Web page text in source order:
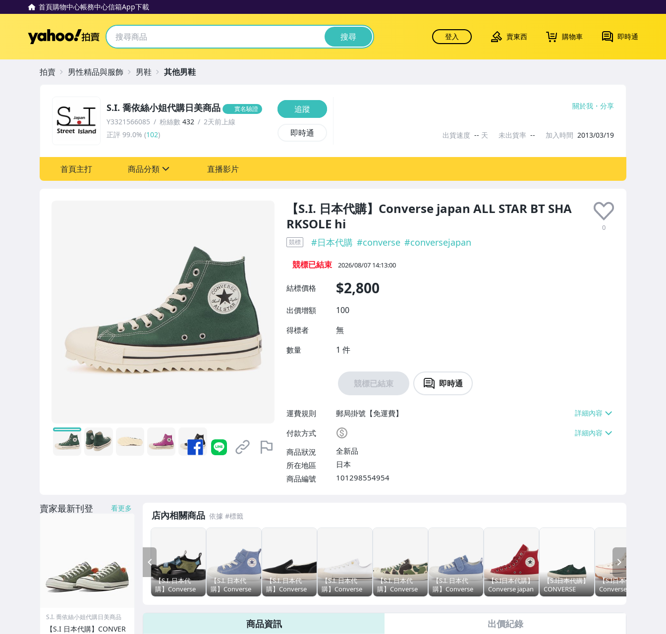
首頁購物中心帳務中心信箱App下載
Yahoo拍賣 搜尋 登入 賣東西 購物車 即時通
【S.I. 日本代購】Converse japan ALL STAR BT SHA
RKSOLE hi
0
競標 #日本代購 #converse #conversejapan
競標已結束 2026/08/07 14:13:00
結標價格 $2,800
出價增額 100
得標者 無
數量 1 件
競標已結束 即時通
運費規則
郵局掛號【免運費】
付款方式
商品狀況
全新品
所在地區
日本
商品編號
101298554954
S.I. 喬依絲小姐代購日美商品 實名驗證
Y3321566085 粉絲數 432
2天前上線
正評 99.0% (102)
追蹤
即時通
關於我 分享
出貨速度 -- 天 未出貨率 -- 加入時間 2013/03/19
首頁主打 商品分類 直播影片
拍賣 男性精品與服飾 男鞋 其他男鞋
店內相關商品
【S.I. 日本代
購】Converse
japan
MSD CP CFC
【S.I. 日本代
購】Converse
japan FIRST
ALL STAR LIGHT
【S.I. 日本代
購】Converse
japan
CS SLIP-ON SK
CD
【S.I. 日本代
購】Converse
japan ALL STAR
【S.I. 日本代
購】Converse
japan JACK
83CAMO
【S.I. 日本代
購】Converse
japan FIRST
ALL STAR LIGHT
【S.I日本代購】
Converse japan
ALL STAR 100
HI
【S.I日本代購】
CONVERSE
japan
ONE STAR J
【S.I日本代購】
Converse japan
ALL STAR 100
PREV
商品資訊 出價紀錄
賣家最新刊登 看更多
S.I. 喬依絲小姐代購日美商品
【S.I 日本代購】CONVER